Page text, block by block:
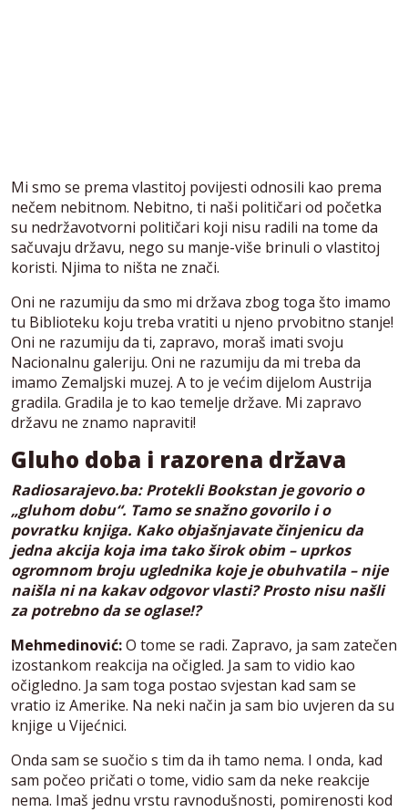
Mi smo se prema vlastitoj povijesti odnosili kao prema
nečem nebitnom. Nebitno, ti naši političari od početka
su nedržavotvorni političari koji nisu radili na tome da
sačuvaju državu, nego su manje-više brinuli o vlastitoj
koristi. Njima to ništa ne znači.
Oni ne razumiju da smo mi država zbog toga što imamo
tu Biblioteku koju treba vratiti u njeno prvobitno stanje!
Oni ne razumiju da ti, zapravo, moraš imati svoju
Nacionalnu galeriju. Oni ne razumiju da mi treba da
imamo Zemaljski muzej. A to je većim dijelom Austrija
gradila. Gradila je to kao temelje države. Mi zapravo
državu ne znamo napraviti!
Gluho doba i razorena država
Radiosarajevo.ba: Protekli Bookstan je govorio o
„gluhom dobu“. Tamo se snažno govorilo i o
povratku knjiga. Kako objašnjavate činjenicu da
jedna akcija koja ima tako širok obim – uprkos
ogromnom broju uglednika koje je obuhvatila – nije
naišla ni na kakav odgovor vlasti? Prosto nisu našli
za potrebno da se oglase!?
Mehmedinović:O tome se radi. Zapravo, ja sam zatečen
izostankom reakcija na očigled. Ja sam to vidio kao
očigledno. Ja sam toga postao svjestan kad sam se
vratio iz Amerike. Na neki način ja sam bio uvjeren da su
knjige u Vijećnici.
Onda sam se suočio s tim da ih tamo nema. I onda, kad
sam počeo pričati o tome, vidio sam da neke reakcije
nema. Imaš jednu vrstu ravnodušnosti, pomirenosti kod